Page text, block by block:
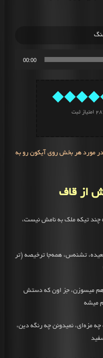
00:00
امتیاز ثبت
در مورد هر بخش روی آیکون رو به
از قاف
چند تیکه ملک به نامش نیست،
تشنه‌س، همه‌‌جا ترخیصه (تر
هم میسوزن، جز اون که دستش
میشه
مزه‌ای، نمیدونن چه رنگه دین،